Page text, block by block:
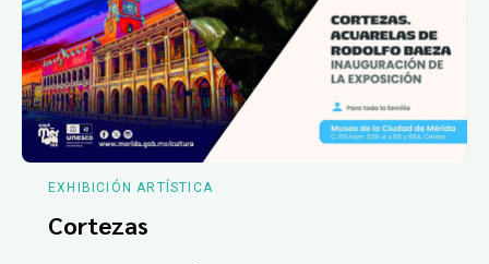
EXHIBICIÓN ARTÍSTICA
Cortezas